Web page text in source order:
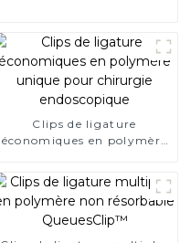
Clips de ligature
économiques en polymère